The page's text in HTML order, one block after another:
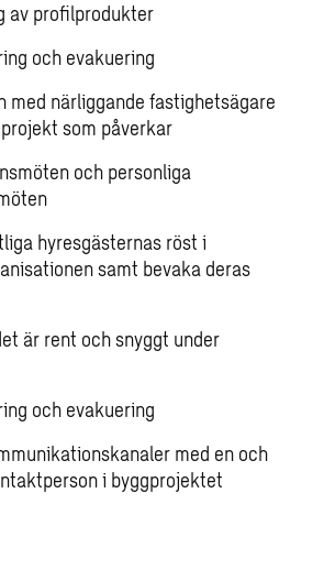
av profilprodukter
och evakuering
med närliggande fastighetsägare
som påverkar
och personliga
hyresgästernas röst i
samt bevaka deras
är rent och snyggt under
och evakuering
med en och
i byggprojektet